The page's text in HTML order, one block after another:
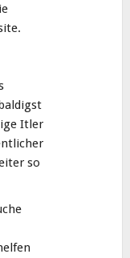
Itler
so